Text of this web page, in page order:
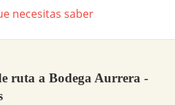
necesitas saber
ruta a Bodega Aurrera -